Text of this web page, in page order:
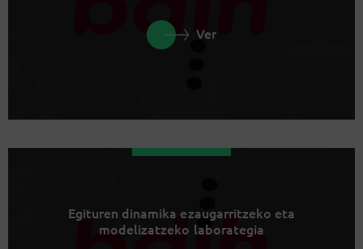
Ver
Egituren dinamika ezaugarritzeko eta
modelizatzeko laborategia